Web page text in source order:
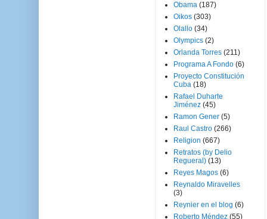
Obama (187)
Oikos (303)
Olallo (34)
Olympics (2)
Orlanda Torres (211)
Programa A Fondo (6)
Proyecto Constitución
Cuba (18)
Rafael Duharte
Jiménez (45)
Ramon Gener (5)
Raul Castro (266)
Religion (667)
Retratos (by Delio
Regueral) (13)
Reyes Magos (6)
Reynaldo Miravelles
(3)
Reynier en el blog (6)
Roberto Méndez (55)